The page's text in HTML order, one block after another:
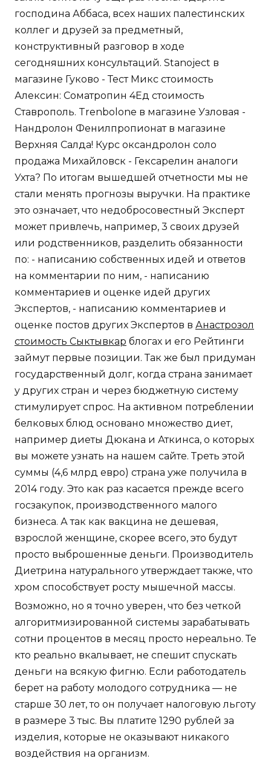
господина Аббаса, всех наших палестинских
коллег и друзей за предметный,
конструктивный разговор в ходе
сегодняшних консультаций. Stanoject в
магазине Гуково - Тест Микс стоимость
Алексин: Cоматропин 4Ед стоимость
Ставрополь. Trenbolone в магазине Узловая -
Нандролон Фенилпропионат в магазине
Верхняя Салда! Курс оксандролон соло
продажа Михайловск - Гексарелин аналоги
Ухта? По итогам вышедшей отчетности мы не
стали менять прогнозы выручки. На практике
это означает, что недобросовестный Эксперт
может привлечь, например, 3 своих друзей
или родственников, разделить обязанности
по: - написанию собственных идей и ответов
на комментарии по ним, - написанию
комментариев и оценке идей других
Экспертов, - написанию комментариев и
оценке постов других Экспертов в Анастрозол
стоимость Сыктывкар блогах и его Рейтинги
займут первые позиции. Так же был придуман
государственный долг, когда страна занимает
у других стран и через бюджетную систему
стимулирует спрос. На активном потреблении
белковых блюд основано множество диет,
например диеты Дюкана и Аткинса, о которых
вы можете узнать на нашем сайте. Треть этой
суммы (4,6 млрд евро) страна уже получила в
2014 году. Это как раз касается прежде всего
госзакупок, производственного малого
бизнеса. А так как вакцина не дешевая,
взрослой женщине, скорее всего, это будут
просто выброшенные деньги. Производитель
Диетрина натурального утверждает также, что
хром способствует росту мышечной массы.
Возможно, но я точно уверен, что без четкой
алгоритмизированной системы зарабатывать
сотни процентов в месяц просто нереально. Те
кто реально вкалывает, не спешит спускать
деньги на всякую фигню. Если работодатель
берет на работу молодого сотрудника — не
старше 30 лет, то он получает налоговую льготу
в размере 3 тыс. Вы платите 1290 рублей за
изделия, которые не оказывают никакого
воздействия на организм.